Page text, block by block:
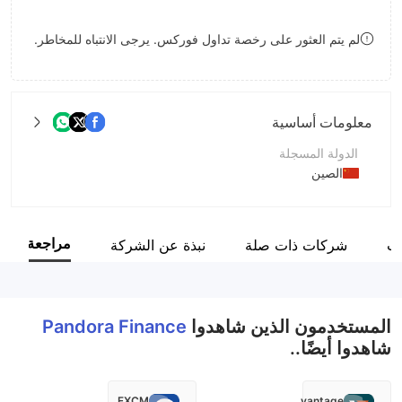
8
9
لم يتم العثور على رخصة تداول فوركس. يرجى الانتباه للمخاطر.
معلومات أساسية
الدولة المسجلة
الصين
اسم الشركة
شركات ذات صلة نبذة عن الشركة مراجعة
المستخدمون الذين شاهدوا Pandora Finance
شاهدوا أيضًا..